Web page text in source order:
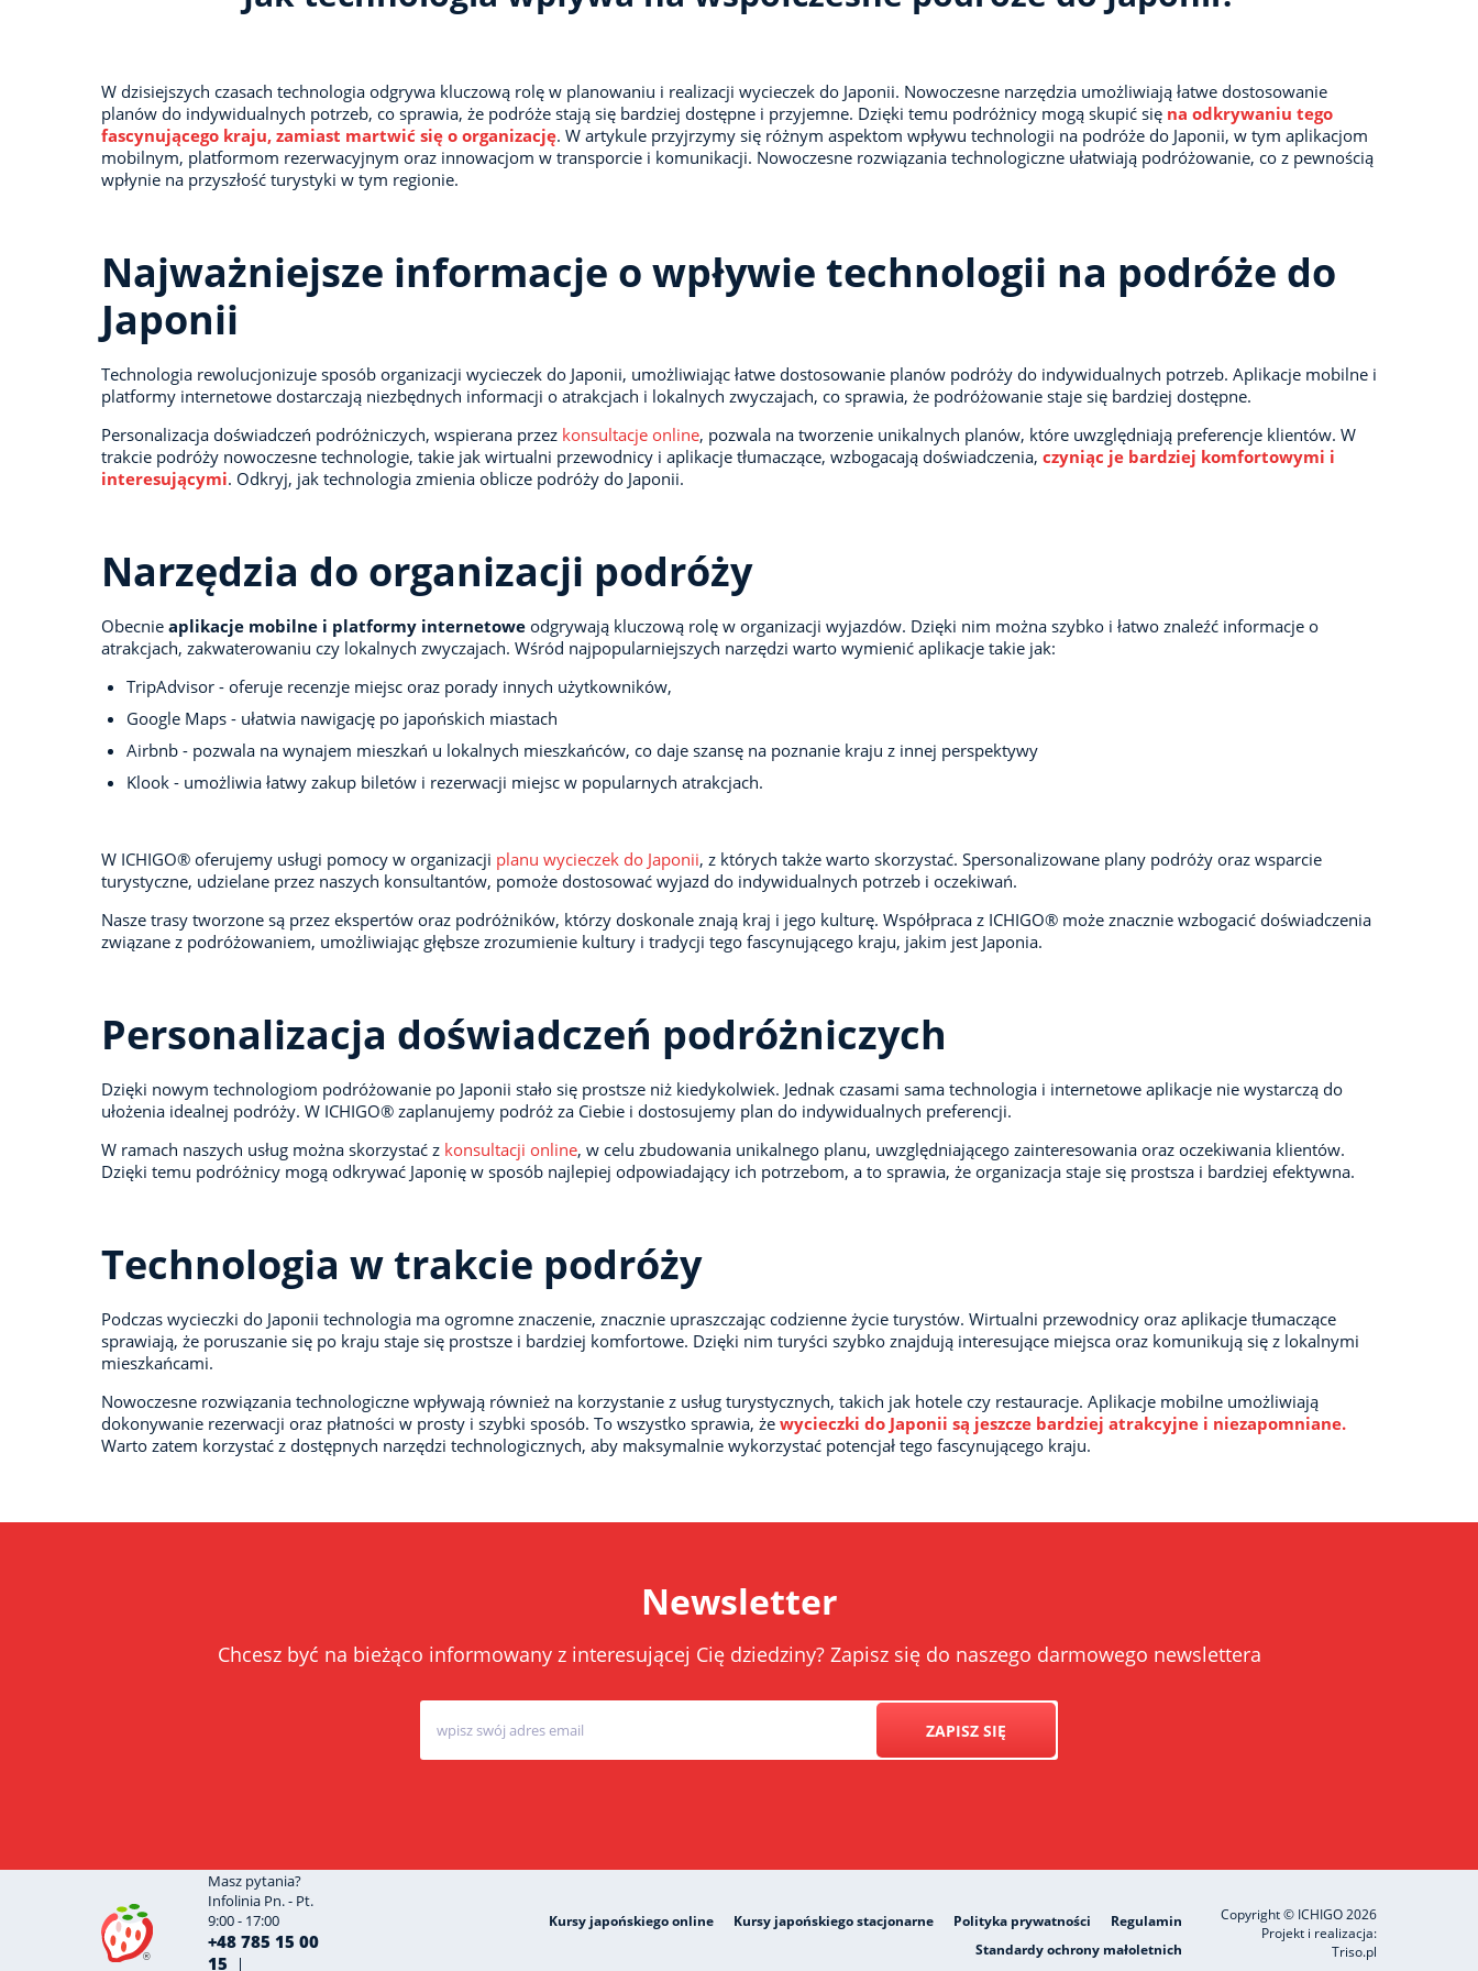
W dzisiejszych czasach technologia odgrywa kluczową rolę w planowaniu i realizacji wycieczek do Japonii. Nowoczesne narzędzia umożliwiają łatwe dostosowanie
planów do indywidualnych potrzeb, co sprawia, że podróże stają się bardziej dostępne i przyjemne. Dzięki temu podróżnicy mogą skupić się na odkrywaniu tego
fascynującego kraju, zamiast martwić się o organizację. W artykule przyjrzymy się różnym aspektom wpływu technologii na podróże do Japonii, w tym aplikacjom
mobilnym, platformom rezerwacyjnym oraz innowacjom w transporcie i komunikacji. Nowoczesne rozwiązania technologiczne ułatwiają podróżowanie, co z pewnością
wpłynie na przyszłość turystyki w tym regionie.
Najważniejsze informacje o wpływie technologii na podróże do
Japonii
Technologia rewolucjonizuje sposób organizacji wycieczek do Japonii, umożliwiając łatwe dostosowanie planów podróży do indywidualnych potrzeb. Aplikacje mobilne i
platformy internetowe dostarczają niezbędnych informacji o atrakcjach i lokalnych zwyczajach, co sprawia, że podróżowanie staje się bardziej dostępne.
Personalizacja doświadczeń podróżniczych, wspierana przez konsultacje online, pozwala na tworzenie unikalnych planów, które uwzględniają preferencje klientów. W
trakcie podróży nowoczesne technologie, takie jak wirtualni przewodnicy i aplikacje tłumaczące, wzbogacają doświadczenia, czyniąc je bardziej komfortowymi i
interesującymi. Odkryj, jak technologia zmienia oblicze podróży do Japonii.
Narzędzia do organizacji podróży
Obecnie aplikacje mobilne i platformy internetowe odgrywają kluczową rolę w organizacji wyjazdów. Dzięki nim można szybko i łatwo znaleźć informacje o
atrakcjach, zakwaterowaniu czy lokalnych zwyczajach. Wśród najpopularniejszych narzędzi warto wymienić aplikacje takie jak:
TripAdvisor - oferuje recenzje miejsc oraz porady innych użytkowników,
Google Maps - ułatwia nawigację po japońskich miastach
Airbnb - pozwala na wynajem mieszkań u lokalnych mieszkańców, co daje szansę na poznanie kraju z innej perspektywy
Klook - umożliwia łatwy zakup biletów i rezerwacji miejsc w popularnych atrakcjach.
W ICHIGO® oferujemy usługi pomocy w organizacji planu wycieczek do Japonii, z których także warto skorzystać. Spersonalizowane plany podróży oraz wsparcie
turystyczne, udzielane przez naszych konsultantów, pomoże dostosować wyjazd do indywidualnych potrzeb i oczekiwań.
Nasze trasy tworzone są przez ekspertów oraz podróżników, którzy doskonale znają kraj i jego kulturę. Współpraca z ICHIGO® może znacznie wzbogacić doświadczenia
związane z podróżowaniem, umożliwiając głębsze zrozumienie kultury i tradycji tego fascynującego kraju, jakim jest Japonia.
Personalizacja doświadczeń podróżniczych
Dzięki nowym technologiom podróżowanie po Japonii stało się prostsze niż kiedykolwiek. Jednak czasami sama technologia i internetowe aplikacje nie wystarczą do
ułożenia idealnej podróży. W ICHIGO® zaplanujemy podróż za Ciebie i dostosujemy plan do indywidualnych preferencji.
W ramach naszych usług można skorzystać z konsultacji online, w celu zbudowania unikalnego planu, uwzględniającego zainteresowania oraz oczekiwania klientów.
Dzięki temu podróżnicy mogą odkrywać Japonię w sposób najlepiej odpowiadający ich potrzebom, a to sprawia, że organizacja staje się prostsza i bardziej efektywna.
Technologia w trakcie podróży
Podczas wycieczki do Japonii technologia ma ogromne znaczenie, znacznie upraszczając codzienne życie turystów. Wirtualni przewodnicy oraz aplikacje tłumaczące
sprawiają, że poruszanie się po kraju staje się prostsze i bardziej komfortowe. Dzięki nim turyści szybko znajdują interesujące miejsca oraz komunikują się z lokalnymi
mieszkańcami.
Nowoczesne rozwiązania technologiczne wpływają również na korzystanie z usług turystycznych, takich jak hotele czy restauracje. Aplikacje mobilne umożliwiają
dokonywanie rezerwacji oraz płatności w prosty i szybki sposób. To wszystko sprawia, że wycieczki do Japonii są jeszcze bardziej atrakcyjne i niezapomniane.
Warto zatem korzystać z dostępnych narzędzi technologicznych, aby maksymalnie wykorzystać potencjał tego fascynującego kraju.
Newsletter
Chcesz być na bieżąco informowany z interesującej Cię dziedziny? Zapisz się do naszego darmowego newslettera
ZAPISZ SIĘ
Masz pytania?
Infolinia Pn. - Pt.
9:00 - 17:00
+48 785 15 00
15
Kursy japońskiego online Kursy japońskiego stacjonarne Polityka prywatności
Regulamin
Standardy ochrony małoletnich
Copyright © ICHIGO 2026
Projekt i realizacja:
Triso.pl